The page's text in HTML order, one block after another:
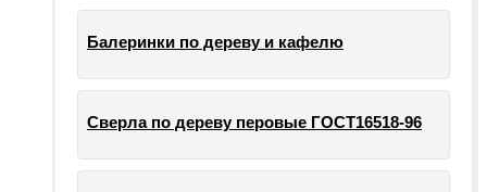
Балеринки по дереву и кафелю
Сверла по дереву перовые ГОСТ16518-96